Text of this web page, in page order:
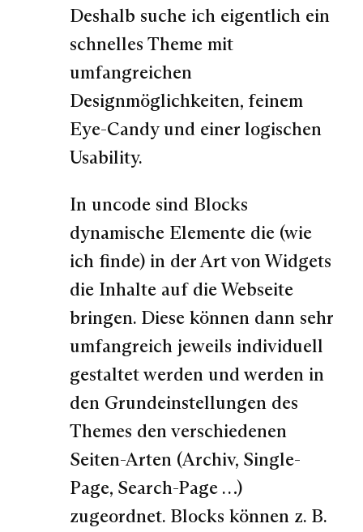
Deshalb suche ich eigentlich ein
schnelles Theme mit
umfangreichen
Designmöglichkeiten, feinem
Eye-Candy und einer logischen
Usability.
In uncode sind Blocks
dynamische Elemente die (wie
ich finde) in der Art von Widgets
die Inhalte auf die Webseite
bringen. Diese können dann sehr
umfangreich jeweils individuell
gestaltet werden und werden in
den Grundeinstellungen des
Themes den verschiedenen
Seiten-Arten (Archiv, Single-
Page, Search-Page …)
zugeordnet. Blocks können z. B.